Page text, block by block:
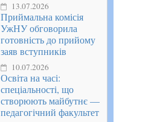
13.07.2026
Приймальна комісія
УжНУ обговорила
готовність до прийому
заяв вступників
10.07.2026
Освіта на часі:
спеціальності, що
створюють майбутнє —
педагогічний факультет